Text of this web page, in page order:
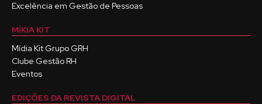
Excelência em Gestão de Pessoas
MÍKIA KIT
Mídia Kit Grupo GRH
Clube Gestão RH
Eventos
EDIÇÕES DA REVISTA DIGITAL